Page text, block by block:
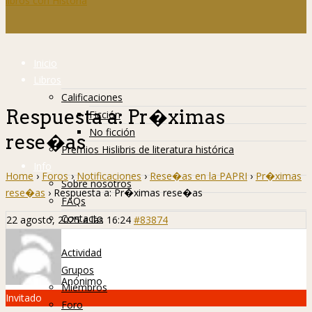
Inicio
Libros
Calificaciones
Ficción
No ficción
Premios Hislibris de literatura histórica
Info
Sobre nosotros
FAQs
Contacto
Hislibreños
Actividad
Grupos
Miembros
Foro
Respuesta a: Pr�ximas
rese�as
Home › Foros › Notificaciones › Rese�as en la PAPRI › Pr�ximas
rese�as › Respuesta a: Pr�ximas rese�as
22 agosto, 2025 a las 16:24 #83874
Anónimo
Invitado